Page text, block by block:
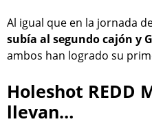
Al igual que en la jornada
subía al segundo cajón y
ambos han logrado su
Holeshot REDD
llevan…